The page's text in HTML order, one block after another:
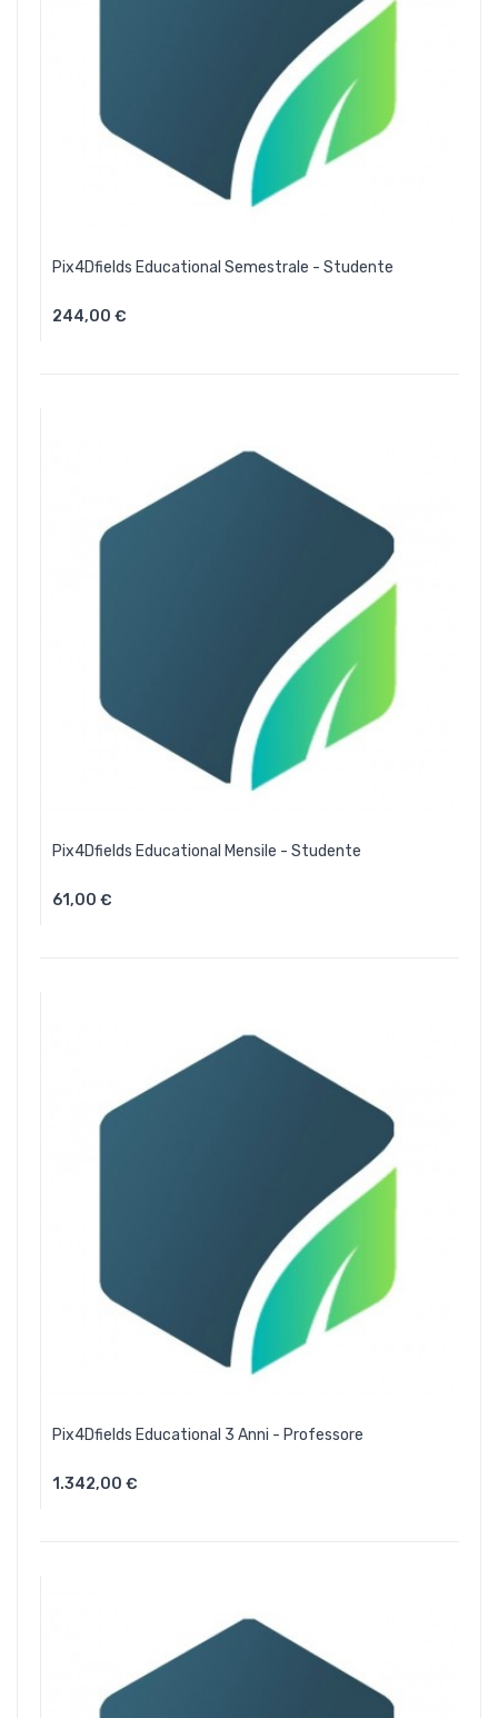
Pix4Dfields Educational Semestrale - Studente
244,00 €Aggiungi Al Carrello
Pix4Dfields Educational Mensile - Studente
61,00 €Aggiungi Al Carrello
Pix4Dfields Educational 3 Anni - Professore
1.342,00 €
Aggiungi Al Carrello